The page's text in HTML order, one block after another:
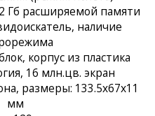
Гб расширяемой памяти
наличие
корпус из пластика
16 млн.цв. экран
размеры: 133.5x67x11
мм